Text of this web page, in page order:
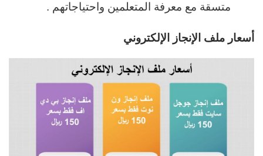
متسقة مع معرفة المتعلمين واحتياجاتهم .
أسعار ملف الإنجاز الإلكتروني